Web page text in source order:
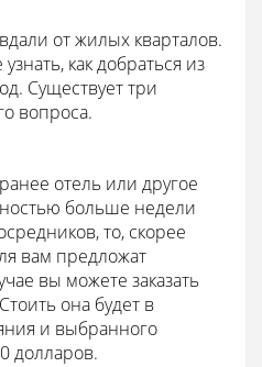
от жилых кварталов.
как добраться из
Существует три
вопроса.
отель или другое
больше недели
то, скорее
вам предложат
вы можете заказать
она будет в
и выбранного
долларов.